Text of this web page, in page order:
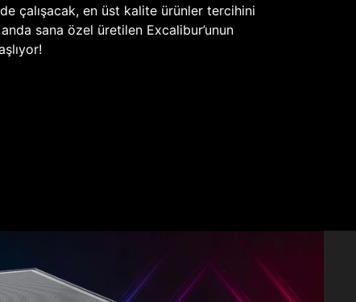
çalışacak, en üst kalite ürünler tercihini
sana özel üretilen Excalibur’unun